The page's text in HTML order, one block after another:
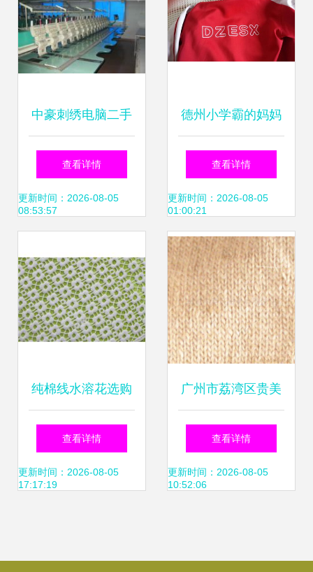
中豪刺绣电脑二手
机交易市场-广州市
增城新塘汇美工业
田岛。百灵达。韩
国机。大量国产绣
绣。二合一等-产品
展厅
查看详情
更新时间：2026-08-05
08:53:57
德州小学霸的妈妈
们为何都在寻找“绣
自己学校”校徽？以
儿甲为中心的定制
大揭秘
查看详情
更新时间：2026-08-05
01:00:21
纯棉线水溶花选购
指南 探访虎门嘉立
电脑绣花厂
查看详情
更新时间：2026-08-05
17:17:19
广州市荔湾区贵美
电脑绣花厂 科技与
传统融合的绣花艺
查看详情
更新时间：2026-08-05
10:52:06